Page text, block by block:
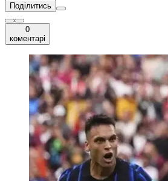
Поділитись
0
коментарі